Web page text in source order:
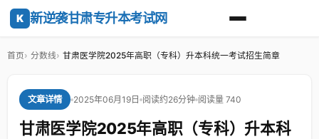
K 新逆袭甘肃专升本考试网
首页 分数线 甘肃医学院2025年高职（专科）升本科统一考试招生简章
文章详情 2025年06月19日 阅读约26分钟 阅读量 740
甘肃医学院2025年高职（专科）升本科